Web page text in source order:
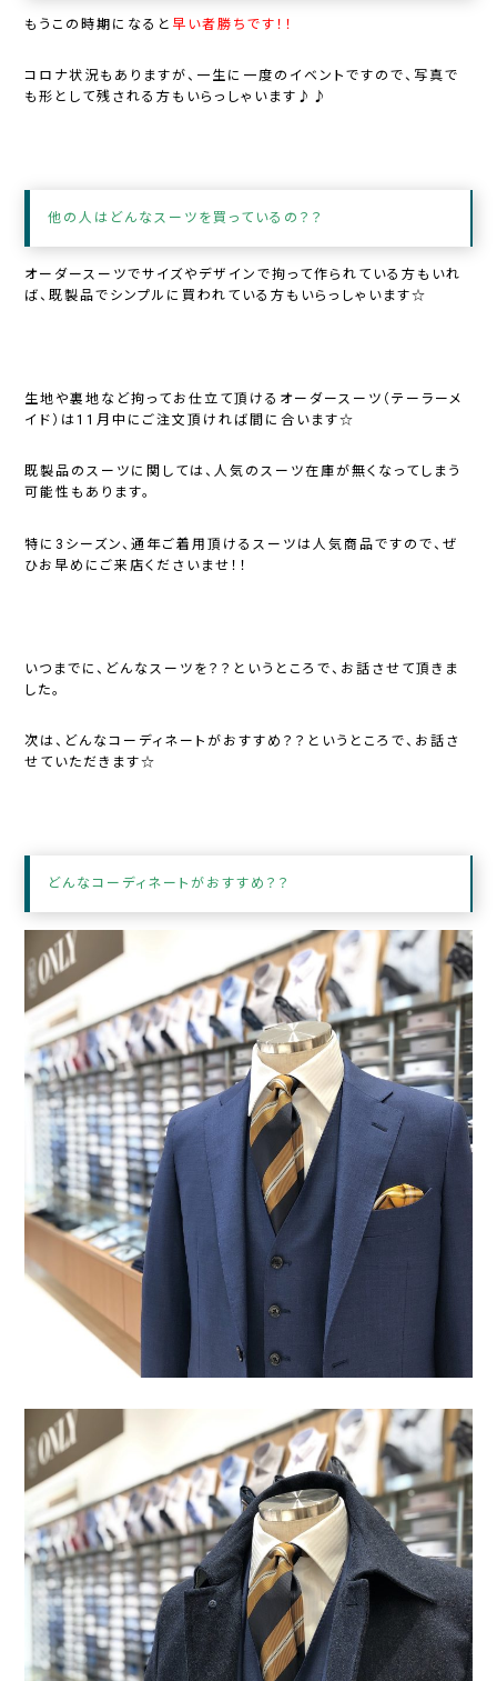
もうこの時期になると 早い者勝ちです！！
コロナ状況もありますが、一生に一度のイベントですので、写真で
も形として残される方もいらっしゃいます♪♪
他の人はどんなスーツを買っているの？？
オーダースーツでサイズやデザインで拘って作られている方もいれ
ば、既製品でシンプルに買われている方もいらっしゃいます☆
生地や裏地など拘ってお仕立て頂けるオーダースーツ（テーラーメ
イド）は11月中にご注文頂ければ間に合います☆
既製品のスーツに関しては、人気のスーツ在庫が無くなってしまう
可能性もあります。
特に3シーズン、通年ご着用頂けるスーツは人気商品ですので、ぜ
ひお早めにご来店くださいませ！！
いつまでに、どんなスーツを？？というところで、お話させて頂きま
した。
次は、どんなコーディネートがおすすめ？？というところで、お話さ
せていただきます☆
どんなコーディネートがおすすめ？？